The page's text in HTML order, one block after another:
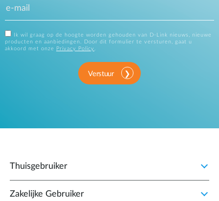
Ik wil graag op de hoogte worden gehouden van D-Link nieuws, nieuwe
producten en aanbiedingen. Door dit formulier te versturen, gaat u
akkoord met onze
Privacy Policy .
Verstuur
Thuisgebruiker
Zakelijke Gebruiker